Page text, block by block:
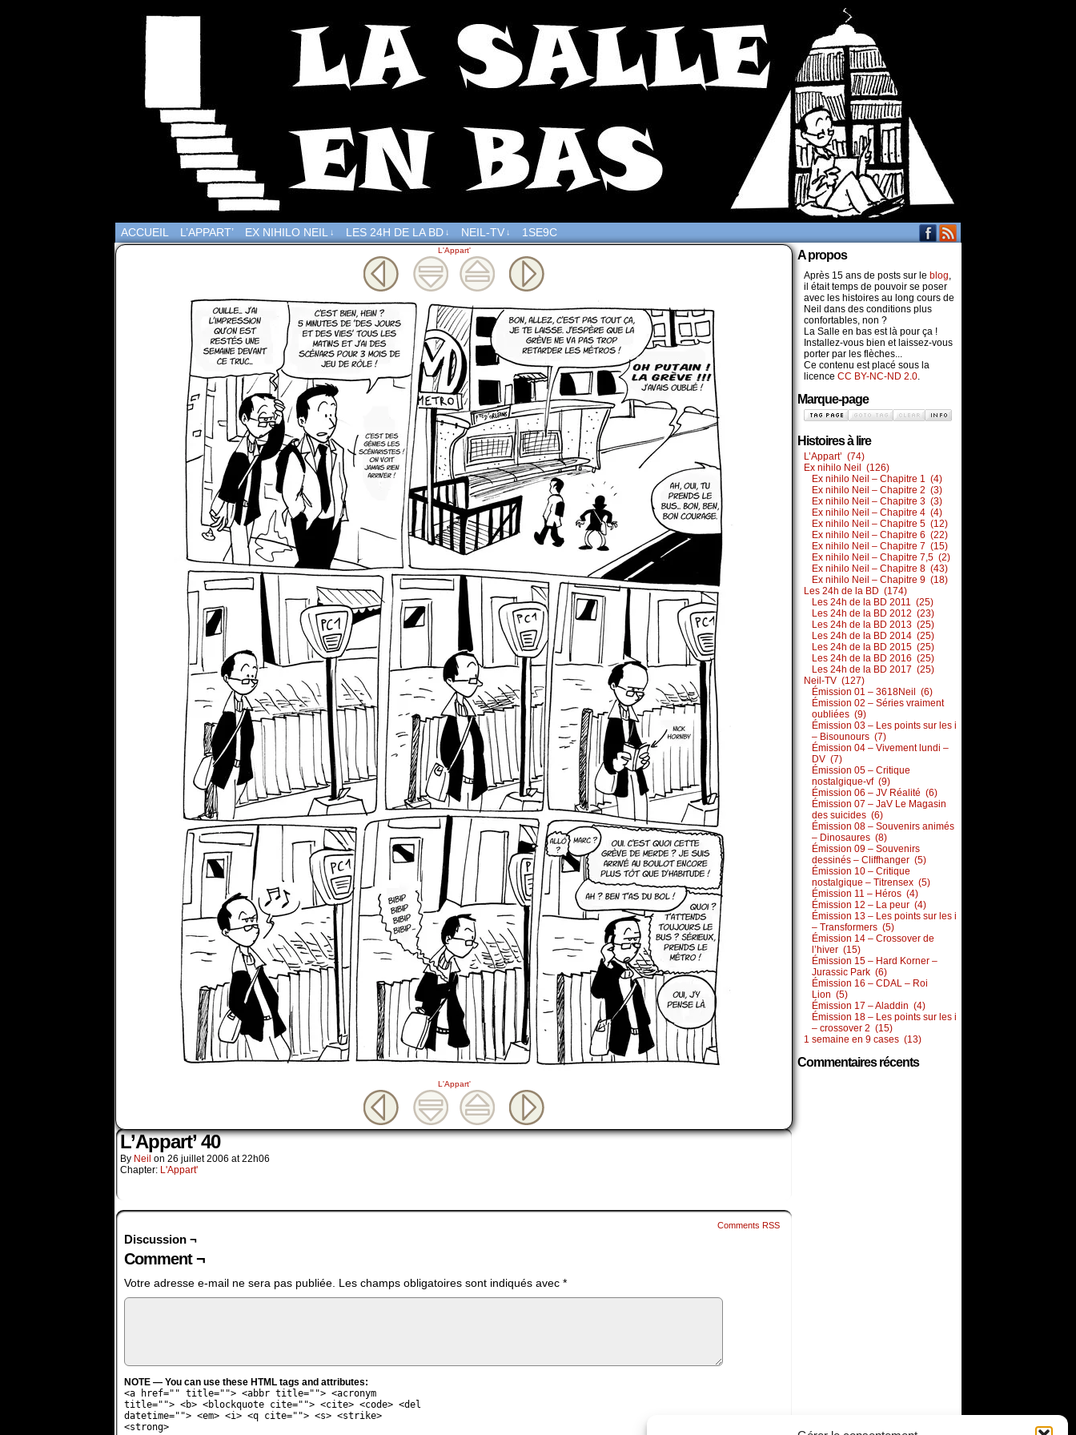
ACCUEIL L’APPART’ EX NIHILO NEIL ↓ LES 24H DE LA BD ↓ NEIL-TV ↓ 1SE9C
L'Appart'
L'Appart'
L’Appart’ 40
By Neil on 26 juillet 2006 at22h06
Chapter: L'Appart'
Comments RSS
Discussion ¬
Comment ¬
Votre adresse e-mail ne sera pas publiée. Les champs obligatoires sont indiqués avec *
NOTE — You can use these HTML tags and attributes:
<a href="" title=""> <abbr title=""> <acronym
title=""> <b> <blockquote cite=""> <cite> <code> <del
datetime=""> <em> <i> <q cite=""> <s> <strike>
<strong>
A propos
Après 15 ans de posts sur le blog,
il était temps de pouvoir se poser
avec les histoires au long cours de
Neil dans des conditions plus
confortables, non ?
La Salle en bas est là pour ça !
Installez-vous bien et laissez-vous
porter par les flèches...
Ce contenu est placé sous la
licence CC BY-NC-ND 2.0.
Marque-page
Histoires à lire
L’Appart’ (74)
Ex nihilo Neil (126)
Ex nihilo Neil – Chapitre 1 (4)
Ex nihilo Neil – Chapitre 2 (3)
Ex nihilo Neil – Chapitre 3 (3)
Ex nihilo Neil – Chapitre 4 (4)
Ex nihilo Neil – Chapitre 5 (12)
Ex nihilo Neil – Chapitre 6 (22)
Ex nihilo Neil – Chapitre 7 (15)
Ex nihilo Neil – Chapitre 7,5 (2)
Ex nihilo Neil – Chapitre 8 (43)
Ex nihilo Neil – Chapitre 9 (18)
Les 24h de la BD (174)
Les 24h de la BD 2011 (25)
Les 24h de la BD 2012 (23)
Les 24h de la BD 2013 (25)
Les 24h de la BD 2014 (25)
Les 24h de la BD 2015 (25)
Les 24h de la BD 2016 (25)
Les 24h de la BD 2017 (25)
Neil-TV (127)
Émission 01 – 3618Neil (6)
Émission 02 – Séries vraiment
oubliées (9)
Émission 03 – Les points sur les i
– Bisounours (7)
Émission 04 – Vivement lundi –
DV (7)
Émission 05 – Critique
nostalgique-vf (9)
Émission 06 – JV Réalité (6)
Émission 07 – JaV Le Magasin
des suicides (6)
Émission 08 – Souvenirs animés
– Dinosaures (8)
Émission 09 – Souvenirs
dessinés – Cliffhanger (5)
Émission 10 – Critique
nostalgique – Titrensex (5)
Émission 11 – Héros (4)
Émission 12 – La peur (4)
Émission 13 – Les points sur les i
– Transformers (5)
Émission 14 – Crossover de
l’hiver (15)
Émission 15 – Hard Korner –
Jurassic Park (6)
Émission 16 – CDAL – Roi
Lion (5)
Émission 17 – Aladdin (4)
Émission 18 – Les points sur les i
– crossover 2 (15)
1 semaine en 9 cases (13)
Commentaires récents